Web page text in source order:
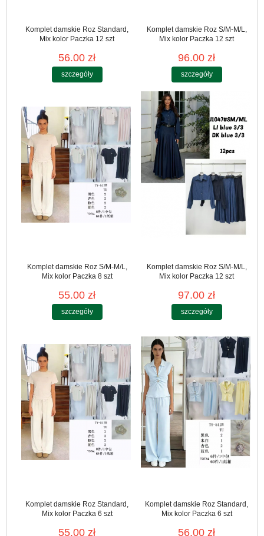
Komplet damskie Roz Standard,
Mix kolor Paczka 12 szt
56.00 zł
szczegóły
Komplet damskie Roz S/M-M/L,
Mix kolor Paczka 12 szt
96.00 zł
szczegóły
Komplet damskie Roz S/M-M/L,
Mix kolor Paczka 8 szt
55.00 zł
szczegóły
Komplet damskie Roz S/M-M/L,
Mix kolor Paczka 12 szt
97.00 zł
szczegóły
Komplet damskie Roz Standard,
Mix kolor Paczka 6 szt
55.00 zł
Komplet damskie Roz Standard,
Mix kolor Paczka 6 szt
56.00 zł